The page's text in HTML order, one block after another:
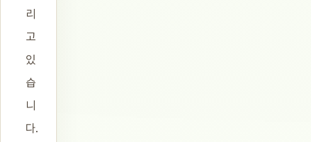
리
고
있
습
니
다.